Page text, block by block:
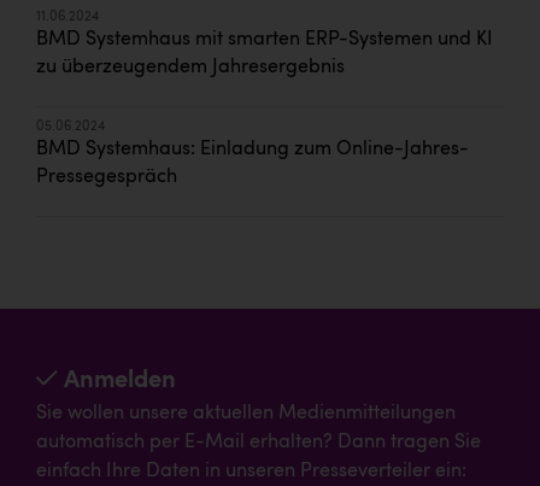
11.06.2024
BMD Systemhaus mit smarten ERP-Systemen und KI
zu überzeugendem Jahresergebnis
05.06.2024
BMD Systemhaus: Einladung zum Online-Jahres-
Pressegespräch
Anmelden
Sie wollen unsere aktuellen Medienmitteilungen
automatisch per E-Mail erhalten? Dann tragen Sie
einfach Ihre Daten in unseren Presseverteiler ein: